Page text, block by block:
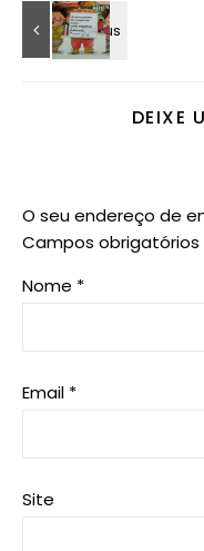
DEIXE
O seu endereço de
Campos
Nome *
Email *
Site